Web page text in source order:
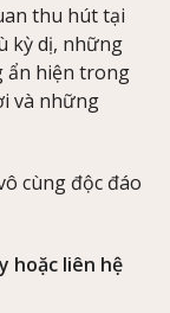
thu hút tại
kỳ dị, những
ẩn hiện trong
và những
cùng độc đáo
hoặc liên hệ